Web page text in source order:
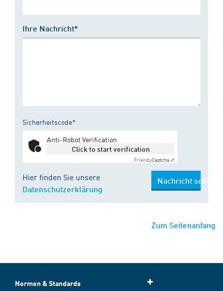
Ihre Nachricht*
Sicherheitscode*
Anti-Robot Verification
Click to start verification
FriendlyCaptcha ⇗
Hier finden Sie unsere
Datenschutzerklärung
Nachricht senden
Zum Seitenanfang
Normen & Standards